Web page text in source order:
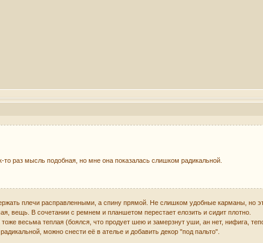
то раз мысль подобная, но мне она показалась слишком радикальной.
плечи расправленными, а спину прямой. Не слишком удобные карманы,
вещь. В сочетании с ремнем и планшетом перестает елозить и сидит плотно.
весьма теплая (боялся, что продует шею и замерзнут уши, ан нет, нифига,
можно снести её в ателье и добавить декор "под пальто".